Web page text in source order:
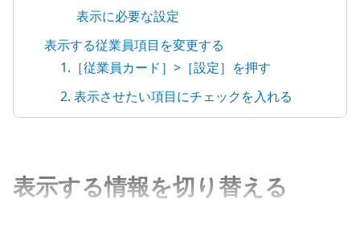
表示に必要な設定
表示する従業員項目を変更する
1.［従業員カード］>［設定］を押す
2. 表示させたい項目にチェックを入れる
表示する情報を切り替える